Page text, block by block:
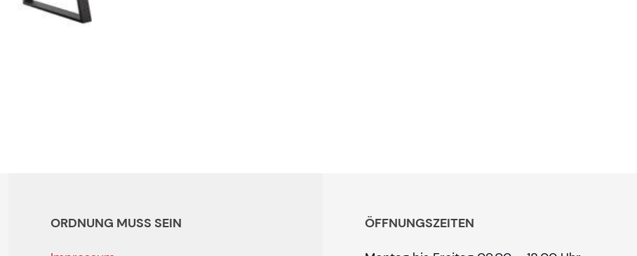
ORDNUNG MUSS SEIN ÖFFNUNGSZEITEN